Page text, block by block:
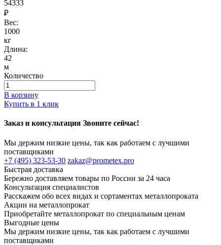
54333
₽
Вес:
1000
кг
Длина:
42
м
Количество
В корзину
Купить в 1 клик
Заказ и консультация Звоните сейчас!
Мы держим низкие цены, так как работаем с лучшими
поставщиками
+7 (495) 323-53-30 zakaz@prometex.pro
Быстрая доставка
Бережно доставляем товары по России за 24 часа
Консультация специалистов
Расскажем обо всех видах и сортаментах металлопроката
Акции на металлопрокат
Приобретайте металлопрокат по специальным ценам
Выгодные цены
Мы держим низкие цены, так как работаем с лучшими
поставщиками